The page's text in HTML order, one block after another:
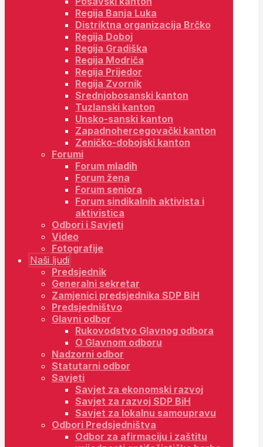
Regija Banja Luka
Distriktna organizacija Brčko
Regija Doboj
Regija Gradiška
Regija Modriča
Regija Prijedor
Regija Zvornik
Srednjobosanski kanton
Tuzlanski kanton
Unsko-sanski kanton
Zapadnohercegovački kanton
Zeničko-dobojski kanton
Forumi
Forum mladih
Forum žena
Forum seniora
Forum sindikalnih aktivista i
aktivistica
Odbori i Savjeti
Video
Fotografije
Naši ljudi
Predsjednik
Generalni sekretar
Zamjenici predsjednika SDP BiH
Predsjedništvo
Glavni odbor
Rukovodstvo Glavnog odbora
O Glavnom odboru
Nadzorni odbor
Statutarni odbor
Savjeti
Savjet za ekonomski razvoj
Savjet za razvoj SDP BiH
Savjet za lokalnu samoupravu
Odbori Predsjedništva
Odbor za afirmaciju i zaštitu